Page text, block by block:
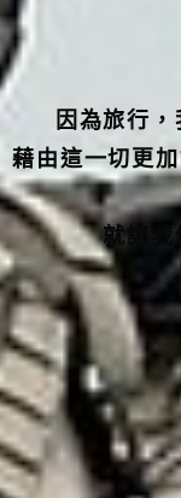
藉由這一切更
就讓我